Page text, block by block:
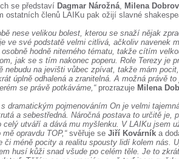
se představí Dagmar Nárožná, Milena
ostatních členů LAIKu pak ožijí slavné
nese velikou bolest, kterou se snaží nějak
ve své podstatě velmi citlivá, ačkoliv navenek
hodně niterného tématu, takže cítím
jak se s tím nakonec poperu. Role Terezy je
nebudu na jevišti vůbec zpívat, takže mám
úplně odhalená a zranitelná. A možná právě
se právě potkáváme,“prozrazuje Milena
s dramatickým pojmenováním On je velmi
a sebestředná. Náročná postava to určitě je,
celý utváří a dává mu myšlenku. V LAIKu jsem
opravdu TOP,“svěřuje se Jiří Kovárník a
či méně pocity a realitu spousty lidí kolem nás.
husí kůži snad všude po celém těle. Je to